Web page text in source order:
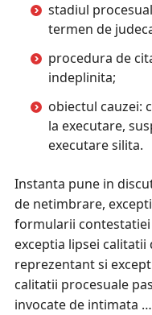
stadiul
termen de
procedura de
indeplinita;
obiectul cauzei:
la executare,
executare silita.
Instanta pune in
de netimbrare,
formularii contestatiei
exceptia lipsei calitatii
reprezentant si
calitatii procesuale
invocate de intimata …